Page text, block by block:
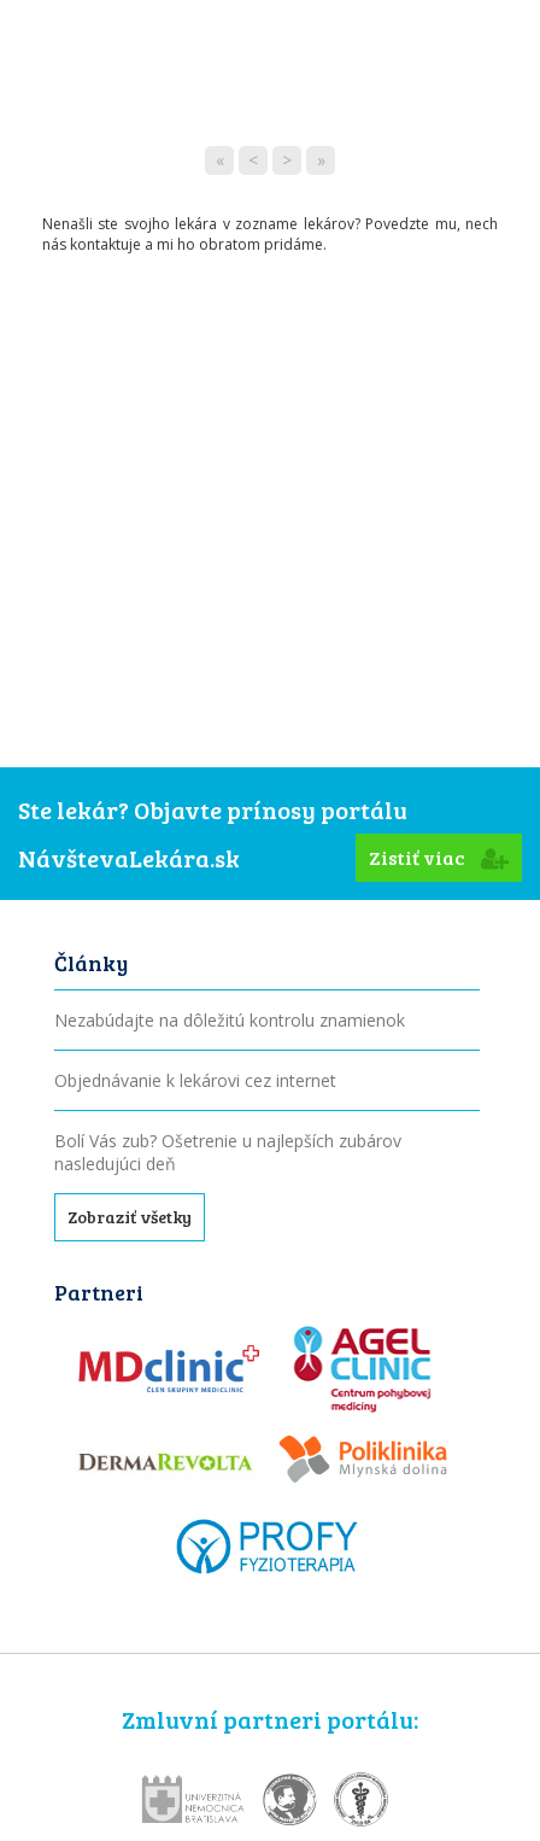
« < > »
Nenašli ste svojho lekára v zozname lekárov? Povedzte mu, nech
nás kontaktuje a mi ho obratom pridáme.
Ste lekár? Objavte prínosy portálu
NávštevaLekára.sk
Zistiť viac
Články
Nezabúdajte na dôležitú kontrolu znamienok
Objednávanie k lekárovi cez internet
Bolí Vás zub? Ošetrenie u najlepších zubárov
nasledujúci deň
Zobraziť všetky
Partneri
Zmluvní partneri portálu: